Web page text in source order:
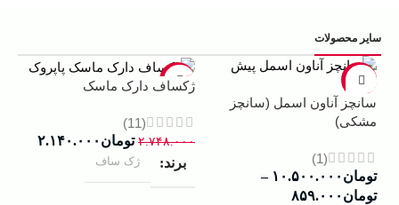
سایر محصولات
-13%
سانچز آناون اسمل (سانچز
مشکی)
(1)
تومان ۱۰.۵۰۰.۰۰۰ –
تومان ۸۵۹.۰۰۰
-22%
ژکساف دارک ماسک
(11)
۲.۷۴۸.۰۰۰ تومان ۲.۱۴۰.۰۰۰
برند
ژک ساف